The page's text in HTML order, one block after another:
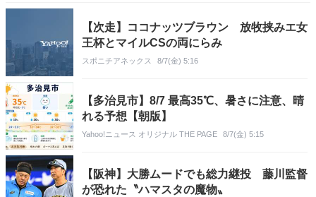
【次走】ココナッツブラウン 放牧挟みエ女
王杯とマイルCSの両にらみ
スポニチアネックス 8/7(金) 5:16
【多治見市】8/7 最高35℃、暑さに注意、晴
れる予想【朝版】
Yahoo!ニュース オリジナル THE PAGE 8/7(金) 5:15
【阪神】大勝ムードでも総力継投 藤川監督
が恐れた〝ハマスタの魔物〟